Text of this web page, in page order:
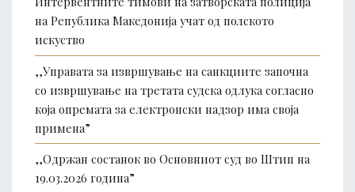
на Република Македонија учат од полското
искуство
,,Управата за извршување на санкциите започна
со извршување на третата судска одлука согласно
која опремата за електронски надзор има своја
примена”
,,Одржан состанок во Основниот суд во Штип на
19.03.2026 година”